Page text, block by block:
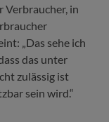
Verbraucher, in
„Das sehe ich
das unter
zulässig ist
sein wird.“